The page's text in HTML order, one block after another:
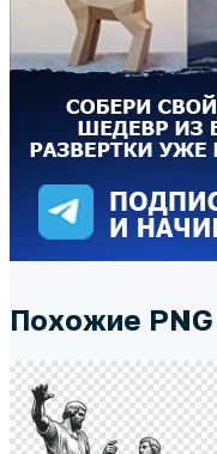
Похожие